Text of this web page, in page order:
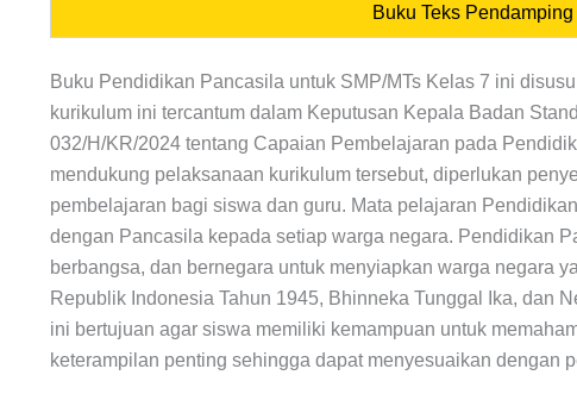
Buku Teks
Buku Pendidikan Pancasila untuk SMP/MTs Kelas 7 ini
kurikulum ini tercantum dalam Keputusan Kepala Badan
032/H/KR/2024 tentang Capaian Pembelajaran pada
mendukung pelaksanaan kurikulum tersebut, diperlukan
pembelajaran bagi siswa dan guru. Mata pelajaran
dengan Pancasila kepada setiap warga negara. Pendidikan
berbangsa, dan bernegara untuk menyiapkan warga negara
Republik Indonesia Tahun 1945, Bhinneka Tunggal Ika, dan
ini bertujuan agar siswa memiliki kemampuan untuk
keterampilan penting sehingga dapat menyesuaikan dengan